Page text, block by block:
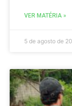
VER MATÉRIA »
5 de agosto de